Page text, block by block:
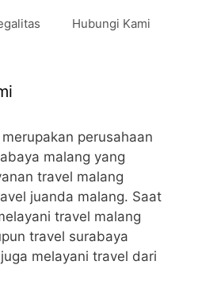
Hubungi Kami
perusahaan
malang yang
travel malang
juanda malang. Saat
travel malang
travel surabaya
melayani travel dari